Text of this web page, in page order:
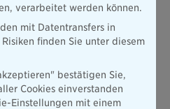
verarbeitet werden können.
mit Datentransfers in
finden Sie unter diesem
bestätigen Sie,
Cookies einverstanden
Einstellungen mit einem